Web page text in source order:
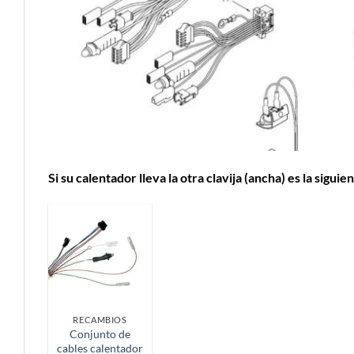
Si su calentador lleva la otra clavija (ancha) es la
RECAMBIOS
Conjunto de
cables calentador